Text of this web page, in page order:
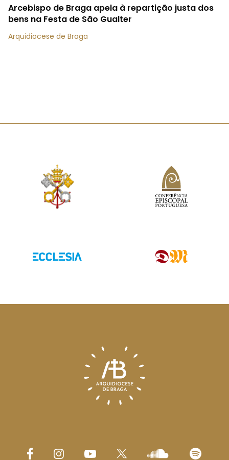
Arcebispo de Braga apela à repartição justa dos
bens na Festa de São Gualter
Arquidiocese de Braga